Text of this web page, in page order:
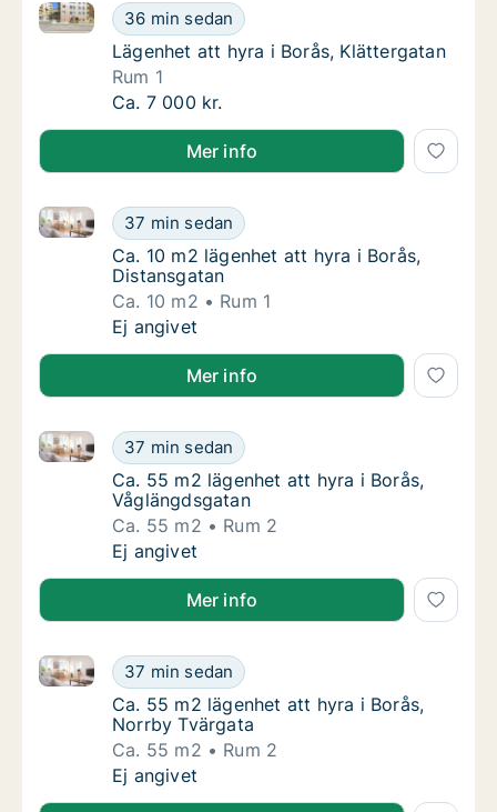
Lägenhet att hyra i Borås, Klättergatan
36 min sedan
Lägenhet att hyra i Borås, Klättergatan
Lägenhet att hyra i Borås, Klättergatan
Lägenhet att hyra i Borås, Klättergatan
Rum 1
Lägenhet att hyra i Borås, Klättergatan
Ca. 7 000 kr.
Mer info
Ca. 10 m2 lägenhet att hyra i Borås,
37 min sedan
Ca. 10 m2 lägenhet att hyra i Borås, Distansgatan
Ca. 10 m2 lägenhet att hyra i Borås,
Ca. 10 m2 lägenhet att hyra i Borås,
Distansgatan
Ca. 10 m2
Rum 1
Ca. 10 m2 lägenhet att hyra i Borås,
Ej angivet
Mer info
Ca. 55 m2 lägenhet att hyra i Borås,
37 min sedan
Ca. 55 m2 lägenhet att hyra i Borås, Våglängdsgatan
Ca. 55 m2 lägenhet att hyra i Borås,
Ca. 55 m2 lägenhet att hyra i Borås,
Våglängdsgatan
Ca. 55 m2
Rum 2
Ca. 55 m2 lägenhet att hyra i Borås,
Ej angivet
Mer info
Ca. 55 m2 lägenhet att hyra i Borås, Norrby
37 min sedan
Ca. 55 m2 lägenhet att hyra i Borås, Norrby
Ca. 55 m2 lägenhet att hyra i Borås, Norrby
Ca. 55 m2 lägenhet att hyra i Borås,
Norrby Tvärgata
Ca. 55 m2
Rum 2
Ca. 55 m2 lägenhet att hyra i Borås, Norrby
Ej angivet